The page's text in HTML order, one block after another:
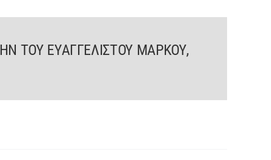
ΤΟΥ ΕΥΑΓΓΕΛΙΣΤΟΥ ΜΑΡΚΟΥ,